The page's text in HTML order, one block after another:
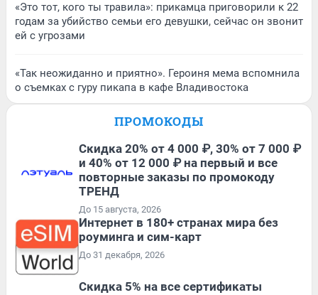
«Это тот, кого ты травила»: прикамца приговорили к 22
годам за убийство семьи его девушки, сейчас он звонит
ей с угрозами
«Так неожиданно и приятно». Героиня мема вспомнила
о съемках с гуру пикапа в кафе Владивостока
ПРОМОКОДЫ
Скидка 20% от 4 000 ₽, 30% от 7 000 ₽
и 40% от 12 000 ₽ на первый и все
повторные заказы по промокоду
ТРЕНД
До 15 августа, 2026
Интернет в 180+ странах мира без
роуминга и сим-карт
До 31 декабря, 2026
Скидка 5% на все сертификаты